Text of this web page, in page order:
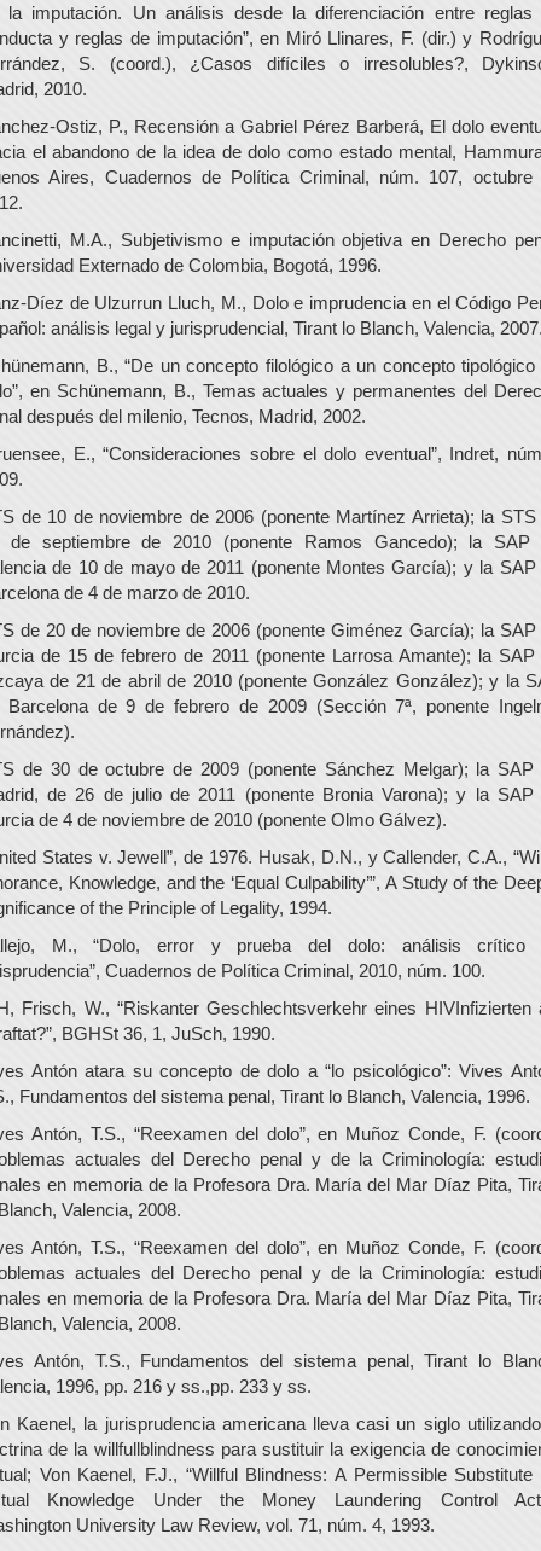
la imputación. Un análisis desde la diferenciación entre reglas
y reglas de imputación”, en Miró Llinares, F. (dir.) y
S. (coord.), ¿Casos difíciles o irresolubles?,
2010.
Ostiz, P., Recensión a Gabriel Pérez Barberá, El dolo
el abandono de la idea de dolo como estado mental,
Aires, Cuadernos de Política Criminal, núm. 107, octubre
M.A., Subjetivismo e imputación objetiva en Derecho
Externado de Colombia, Bogotá, 1996.
Díez de Ulzurrun Lluch, M., Dolo e imprudencia en el Código
análisis legal y jurisprudencial, Tirant lo Blanch, Valencia,
B., “De un concepto filológico a un concepto tipológico
en Schünemann, B., Temas actuales y permanentes del
después del milenio, Tecnos, Madrid, 2002.
E., “Consideraciones sobre el dolo eventual”, Indret,
de 10 de noviembre de 2006 (ponente Martínez Arrieta); la STS
de septiembre de 2010 (ponente Ramos Gancedo); la SAP
de 10 de mayo de 2011 (ponente Montes García); y la SAP
de 4 de marzo de 2010.
de 20 de noviembre de 2006 (ponente Giménez García); la SAP
de 15 de febrero de 2011 (ponente Larrosa Amante); la SAP
de 21 de abril de 2010 (ponente González González); y la
Barcelona de 9 de febrero de 2009 (Sección 7ª, ponente
de 30 de octubre de 2009 (ponente Sánchez Melgar); la SAP
de 26 de julio de 2011 (ponente Bronia Varona); y la SAP
de 4 de noviembre de 2010 (ponente Olmo Gálvez).
States v. Jewell”, de 1976. Husak, D.N., y Callender, C.A.,
Knowledge, and the ‘Equal Culpability’”, A Study of the
of the Principle of Legality, 1994.
M., “Dolo, error y prueba del dolo: análisis crítico
Cuadernos de Política Criminal, 2010, núm. 100.
Frisch, W., “Riskanter Geschlechtsverkehr eines HIVInfizierten
BGHSt 36, 1, JuSch, 1990.
Antón atara su concepto de dolo a “lo psicológico”: Vives
Fundamentos del sistema penal, Tirant lo Blanch, Valencia, 1996.
Antón, T.S., “Reexamen del dolo”, en Muñoz Conde, F.
actuales del Derecho penal y de la Criminología:
en memoria de la Profesora Dra. María del Mar Díaz Pita,
Valencia, 2008.
Antón, T.S., “Reexamen del dolo”, en Muñoz Conde, F.
actuales del Derecho penal y de la Criminología:
en memoria de la Profesora Dra. María del Mar Díaz Pita,
Valencia, 2008.
Antón, T.S., Fundamentos del sistema penal, Tirant lo
1996, pp. 216 y ss.,pp. 233 y ss.
Kaenel, la jurisprudencia americana lleva casi un siglo
de la willfullblindness para sustituir la exigencia de
Von Kaenel, F.J., “Willful Blindness: A Permissible Substitute
Knowledge Under the Money Laundering Control
University Law Review, vol. 71, núm. 4, 1993.